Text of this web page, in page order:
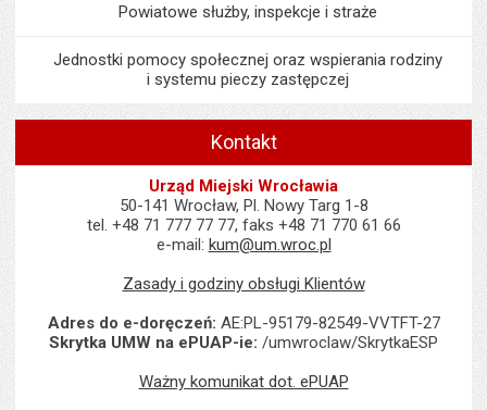
Powiatowe służby, inspekcje i straże
Jednostki pomocy społecznej oraz wspierania rodziny
i systemu pieczy zastępczej
Kontakt
Urząd Miejski Wrocławia
50-141 Wrocław, Pl. Nowy Targ 1-8
tel. +48 71 777 77 77, faks +48 71 770 61 66
e-mail: kum@um.wroc.pl
Zasady i godziny obsługi Klientów
Adres do e-doręczeń: AE:PL-95179-82549-VVTFT-27
Skrytka UMW na ePUAP-ie: /umwroclaw/SkrytkaESP
Ważny komunikat dot. ePUAP